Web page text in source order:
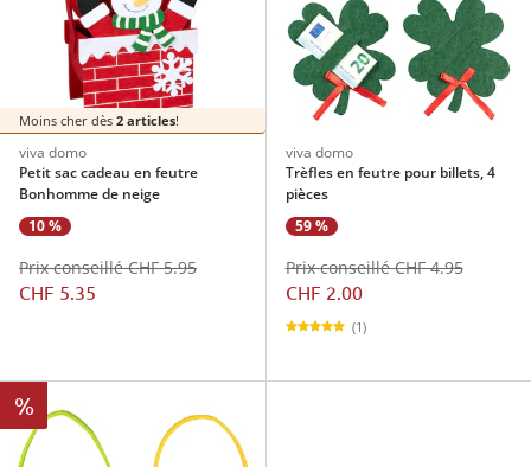
Moins cher dès 2 articles!
viva domo
Petit sac cadeau en feutre
Bonhomme de neige
10 %
CHF 5.35
Prix conseillé CHF 5.95
viva domo
Trèfles en feutre pour billets, 4
pièces
59 %
CHF 2.00
Prix conseillé CHF 4.95
(1)
%